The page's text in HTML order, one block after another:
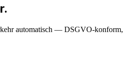
automatisch — DSGVO-konform,